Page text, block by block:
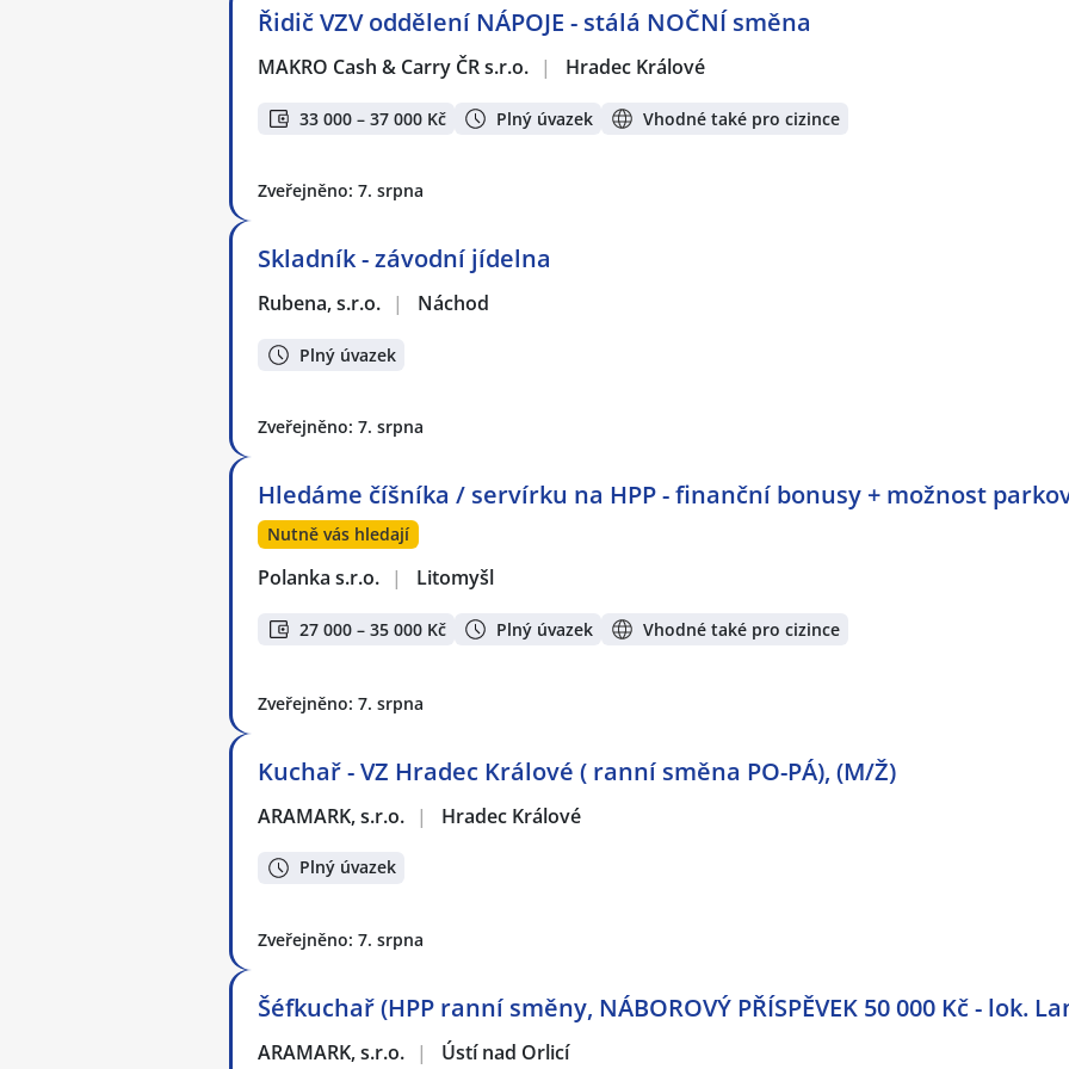
Řidič VZV oddělení NÁPOJE - stálá NOČNÍ směna
MAKRO Cash & Carry ČR s.r.o. | Hradec Králové
33 000 – 37 000 Kč Plný úvazek Vhodné také pro cizince
Zveřejněno: 7. srpna
Skladník - závodní jídelna
Rubena, s.r.o. | Náchod
Plný úvazek
Zveřejněno: 7. srpna
Hledáme číšníka / servírku na HPP - finanční bonusy + možnost
Nutně vás hledají
Polanka s.r.o. | Litomyšl
27 000 – 35 000 Kč Plný úvazek Vhodné také pro cizince
Zveřejněno: 7. srpna
Kuchař - VZ Hradec Králové ( ranní směna PO-PÁ), (M/Ž)
ARAMARK, s.r.o. | Hradec Králové
Plný úvazek
Zveřejněno: 7. srpna
Šéfkuchař (HPP ranní směny, NÁBOROVÝ PŘÍSPĚVEK 50 000 Kč - lok.
ARAMARK, s.r.o. | Ústí nad Orlicí